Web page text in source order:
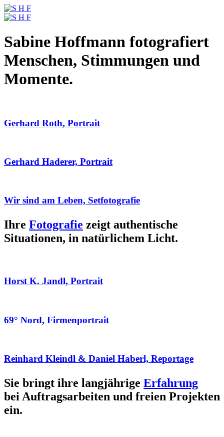
Sabine Hoffmann fotografiert
Menschen, Stimmungen und
Momente.
Gerhard Roth, Portrait
Gerhard Haderer, Portrait
Wir sind am Leben, Setfotografie
Ihre Fotografie zeigt authentische
Situationen, in natürlichem Licht.
Horst K. Jandl, Portrait
69° Nord, Firmenportrait
Reinhard Kleindl & Daniel Haberl, Reportage
Sie bringt ihre langjährige Erfahrung
bei Auftragsarbeiten und freien Projekten
ein.